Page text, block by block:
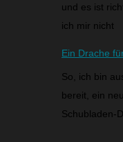
und es ist
ich mir nicht
Ein Drache
So, ich bin
bereit, ein
Schubladen-